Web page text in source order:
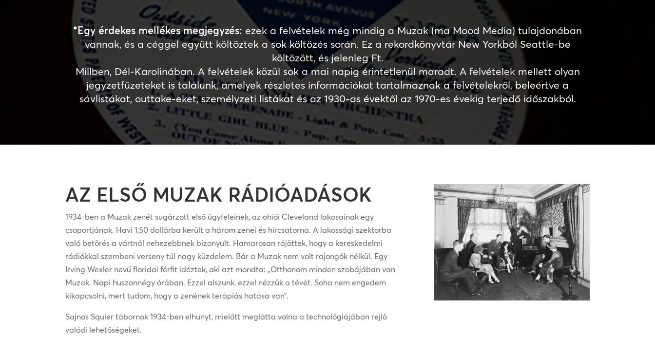
*Egy érdekes mellékes megjegyzés: ezek a felvételek még mindig a Muzak (ma Mood Media) tulajdonában
vannak, és a céggel együtt költöztek a sok költözés során. Ez a rekordkönyvtár New Yorkból Seattle-be
költözött, és jelenleg Ft.
Millben, Dél-Karolinában. A felvételek közül sok a mai napig érintetlenül maradt. A felvételek mellett olyan
jegyzetfüzeteket is találunk, amelyek részletes információkat tartalmaznak a felvételekről, beleértve a
sávlistákat, outtake-eket, személyzeti listákat és az 1930-as évektől az 1970-es évekig terjedő időszakból.
AZ ELSŐ MUZAK RÁDIÓADÁSOK
1934-ben a Muzak zenét sugárzott első ügyfeleinek, az ohiói Cleveland lakosainak egy
csoportjának. Havi 1,50 dollárba került a három zenei és hírcsatorna. A lakossági szektorba
való betörés a vártnál nehezebbnek bizonyult. Hamarosan rájöttek, hogy a kereskedelmi
rádiókkal szembeni verseny túl nagy küzdelem. Bár a Muzak nem volt rajongók nélkül. Egy
Irving Wexler nevű floridai férfit idéztek, aki azt mondta: „Otthonom minden szobájában van
Muzak. Napi huszonnégy órában. Ezzel alszunk, ezzel nézzük a tévét. Soha nem engedem
kikapcsolni, mert tudom, hogy a zenének terápiás hatása van”.
Sajnos Squier tábornok 1934-ben elhunyt, mielőtt meglátta volna a technológiájában rejlő
valódi lehetőségeket.